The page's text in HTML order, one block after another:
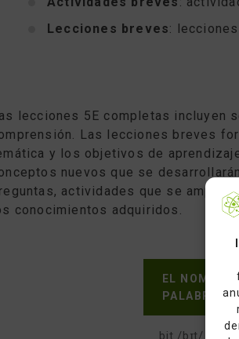
Lecciones breves:
lecciones 5E completas incluyen
Las lecciones breves
y los objetivos de
nuevos que se
actividades que se
conocimientos adquiridos.
EL NOMBRE
PALABRA
bit /bɪt/ n.